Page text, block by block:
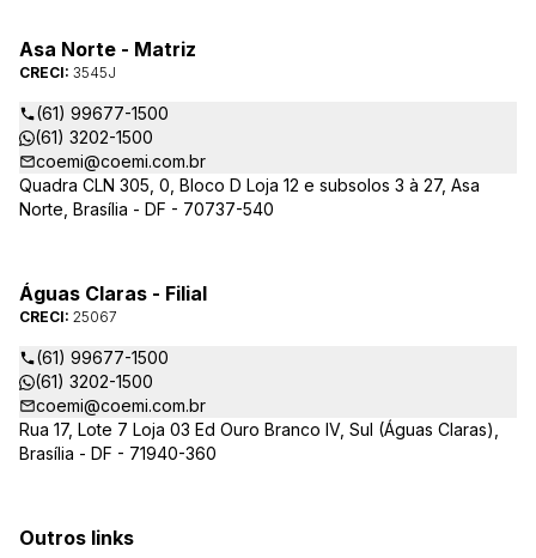
Asa Norte - Matriz
CRECI: 3545J
(61) 99677-1500
(61) 3202-1500
coemi@coemi.com.br
Quadra CLN 305, 0, Bloco D Loja 12 e subsolos 3 à 27, Asa
Norte, Brasília - DF - 70737-540
Águas Claras - Filial
CRECI: 25067
(61) 99677-1500
(61) 3202-1500
coemi@coemi.com.br
Rua 17, Lote 7 Loja 03 Ed Ouro Branco IV, Sul (Águas Claras),
Brasília - DF - 71940-360
Outros links